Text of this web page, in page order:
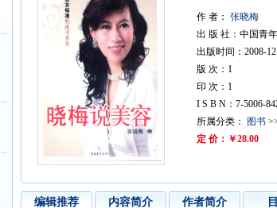
作 者： 张晓梅
出 版 社：中国青
出版时间：2008-
版 次：1
印 次：1
I S B N：7-5006-
所属分类：
图书
定 价：￥28.00
编辑推荐 内容简介 作者简介